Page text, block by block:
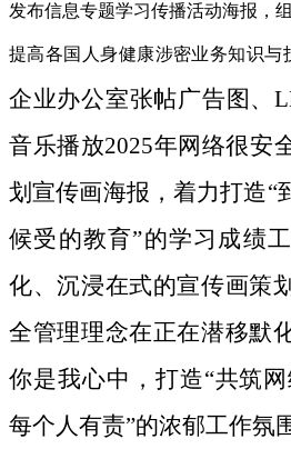
发布信息专题学习传播活动海报，
提高各国人身健康涉密业务知识与
企业办公室张帖广告图、
音乐播放2025年网络很安
划宣传画海报，着力打造“
候受的教育”的学习成绩
化、沉浸在式的宣传画策
全管理理念在正在潜移默
你是我心中，打造“共筑
每个人有责”的浓郁工作氛